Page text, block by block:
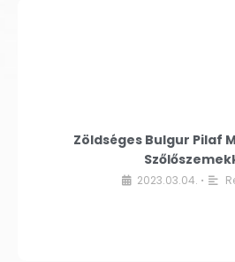
Zöldséges Bulgur Pilaf
2023.03.04. •